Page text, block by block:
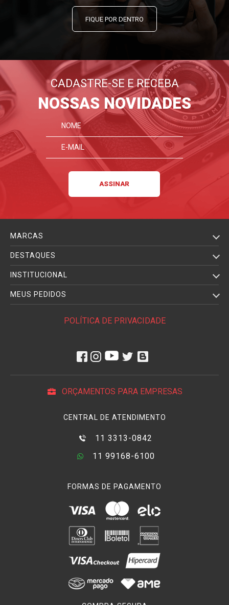
FIQUE POR DENTRO
CADASTRE-SE E RECEBA
NOSSAS NOVIDADES
MARCAS
DESTAQUES
INSTITUCIONAL
MEUS PEDIDOS
POLÍTICA DE PRIVACIDADE
ORÇAMENTOS PARA EMPRESAS
CENTRAL DE ATENDIMENTO
11 3313-0842
11 99168-6100
FORMAS DE PAGAMENTO